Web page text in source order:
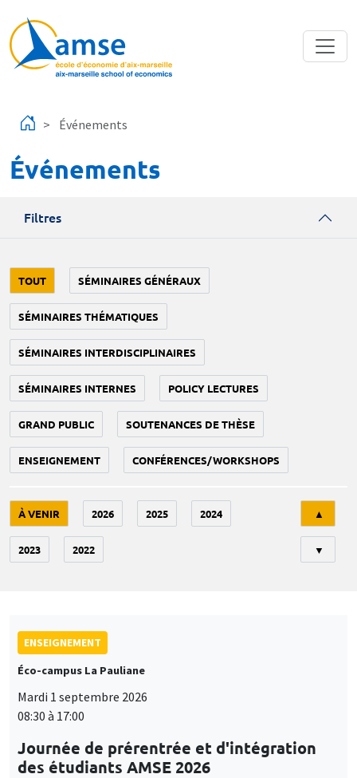
Événements
Événements
Filtres
TOUT SÉMINAIRES GÉNÉRAUX
SÉMINAIRES THÉMATIQUES
SÉMINAIRES INTERDISCIPLINAIRES
SÉMINAIRES INTERNES POLICY LECTURES
GRAND PUBLIC SOUTENANCES DE THÈSE
ENSEIGNEMENT CONFÉRENCES/WORKSHOPS
À VENIR 2026 2025 2024
2023 2022
▲
▼
ENSEIGNEMENT
Éco-campus La Pauliane
Mardi 1 septembre 2026
08:30 à 17:00
Journée de prérentrée et d'intégration
des étudiants AMSE 2026